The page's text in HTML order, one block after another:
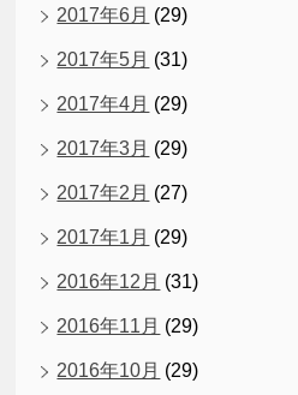
2017年6月 (29)
2017年5月 (31)
2017年4月 (29)
2017年3月 (29)
2017年2月 (27)
2017年1月 (29)
2016年12月 (31)
2016年11月 (29)
2016年10月 (29)